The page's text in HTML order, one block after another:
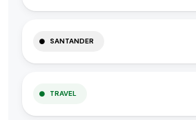
SANTANDER
TRAVEL